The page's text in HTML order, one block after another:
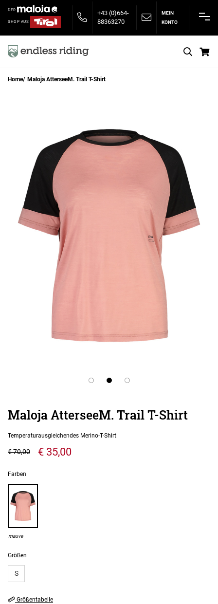
DER
SHOP AUS
+43 (0)664-
88363270
MEIN
KONTO
Home Maloja AtterseeM. Trail T-Shirt
Maloja AtterseeM. Trail T-Shirt
Temperaturausgleichendes Merino-T-Shirt
€ 35,00
€ 70,00
Größen
S
Farben
mauve
Größentabelle